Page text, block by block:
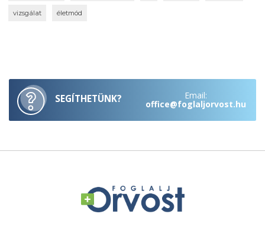
vizsgálat életmód
SEGÍTHETÜNK? Email:
office@foglaljorvost.hu